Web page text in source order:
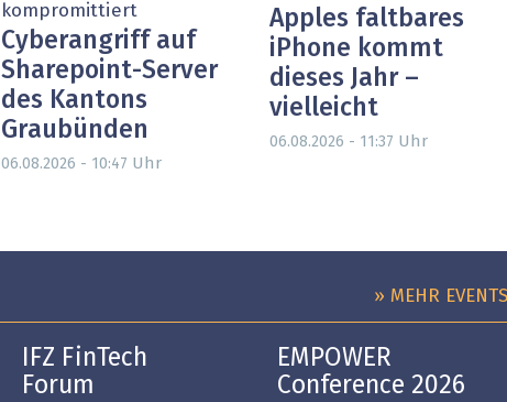
kompromittiert
Cyberangriff auf
Sharepoint-Server
des Kantons
Graubünden
06.08.2026 - 10:47 Uhr
Apples faltbares
iPhone kommt
dieses Jahr –
vielleicht
06.08.2026 - 11:37 Uhr
» MEHR EVENTS
IFZ FinTech
Forum
EMPOWER
Conference 2026